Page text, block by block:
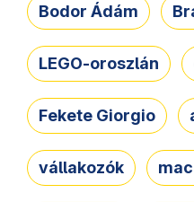
Bodor Ádám
LEGO-oroszlán
Fekete Giorgio
vállakozók